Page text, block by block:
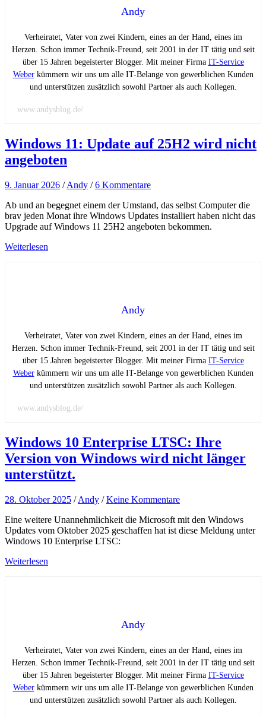
Andy
Verheiratet, Vater von zwei Kindern, eines an der Hand, eines im
Herzen. Schon immer Technik-Freund, seit 2001 in der IT tätig und seit
über 15 Jahren begeisterter Blogger. Mit meiner Firma IT-Service
Weberkümmern wir uns um alle IT-Belange von gewerblichen Kunden
und unterstützen zusätzlich sowohl Partner als auch Kollegen.
www.andysblog.de/
Windows 11: Update auf 25H2 wird nicht
angeboten
9. Januar 2026 /Andy /6 Kommentare
Ab und an begegnet einem der Umstand, das selbst Computer die
brav jeden Monat ihre Windows Updates installiert haben nicht das
Upgrade auf Windows 11 25H2 angeboten bekommen.
Weiterlesen
Andy
Verheiratet, Vater von zwei Kindern, eines an der Hand, eines im
Herzen. Schon immer Technik-Freund, seit 2001 in der IT tätig und seit
über 15 Jahren begeisterter Blogger. Mit meiner Firma IT-Service
Weberkümmern wir uns um alle IT-Belange von gewerblichen Kunden
und unterstützen zusätzlich sowohl Partner als auch Kollegen.
www.andysblog.de/
Windows 10 Enterprise LTSC: Ihre
Version von Windows wird nicht länger
unterstützt.
28. Oktober 2025 /Andy /Keine Kommentare
Eine weitere Unannehmlichkeit die Microsoft mit den Windows
Updates vom Oktober 2025 geschaffen hat ist diese Meldung unter
Windows 10 Enterprise LTSC:
Weiterlesen
Andy
Verheiratet, Vater von zwei Kindern, eines an der Hand, eines im
Herzen. Schon immer Technik-Freund, seit 2001 in der IT tätig und seit
über 15 Jahren begeisterter Blogger. Mit meiner Firma IT-Service
Weberkümmern wir uns um alle IT-Belange von gewerblichen Kunden
und unterstützen zusätzlich sowohl Partner als auch Kollegen.